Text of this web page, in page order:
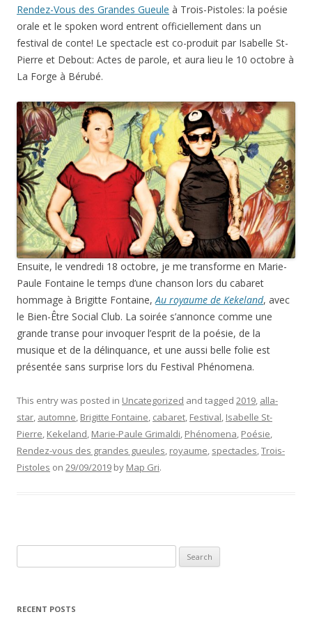
Rendez-Vous des Grandes Gueule à Trois-Pistoles: la poésie
orale et le spoken word entrent officiellement dans un
festival de conte! Le spectacle est co-produit par Isabelle St-
Pierre et Debout: Actes de parole, et aura lieu le 10 octobre à
La Forge à Bérubé.
Ensuite, le vendredi 18 octobre, je me transforme en Marie-
Paule Fontaine le temps d’une chanson lors du cabaret
hommage à Brigitte Fontaine, Au royaume de Kekeland, avec
le Bien-Être Social Club. La soirée s’annonce comme une
grande transe pour invoquer l’esprit de la poésie, de la
musique et de la délinquance, et une aussi belle folie est
présentée sans surprise lors du Festival Phénomena.
This entry was posted in Uncategorized and tagged 2019, alla-
star, automne, Brigitte Fontaine, cabaret, Festival, Isabelle St-
Pierre, Kekeland, Marie-Paule Grimaldi, Phénomena, Poésie,
Rendez-vous des grandes gueules, royaume, spectacles,Trois-
Pistoles on 29/09/2019 by Map Gri.
for:
RECENT POSTS